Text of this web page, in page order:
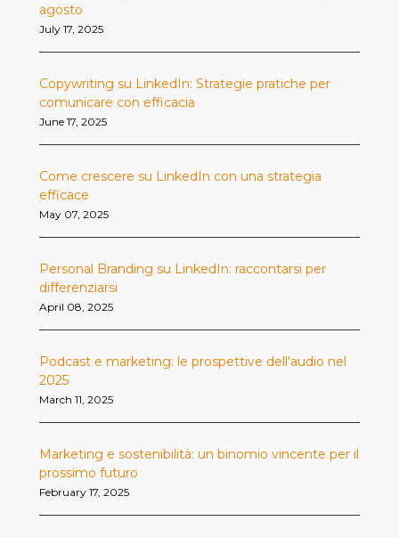
agosto
July 17, 2025
Copywriting su LinkedIn: Strategie pratiche per
comunicare con efficacia
June 17, 2025
Come crescere su LinkedIn con una strategia
efficace
May 07, 2025
Personal Branding su LinkedIn: raccontarsi per
differenziarsi
April 08, 2025
Podcast e marketing: le prospettive dell'audio nel
2025
March 11, 2025
Marketing e sostenibilità: un binomio vincente per il
prossimo futuro
February 17, 2025